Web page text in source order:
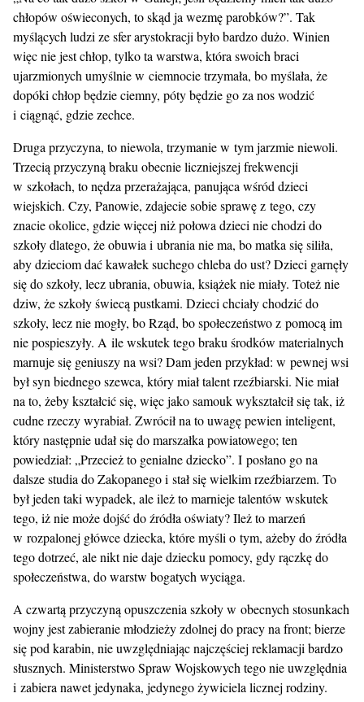
chłopów oświeconych, to skąd ja wezmę parobków?”. Tak
myślących ludzi ze sfer arystokracji było bardzo dużo. Winien
więc nie jest chłop, tylko ta warstwa, która swoich braci
ujarzmionych umyślnie w ciemnocie trzymała, bo myślała, że
dopóki chłop będzie ciemny, póty będzie go za nos wodzić
i ciągnąć, gdzie zechce.
Druga przyczyna, to niewola, trzymanie w tym jarzmie niewoli.
Trzecią przyczyną braku obecnie liczniejszej frekwencji
w szkołach, to nędza przerażająca, panująca wśród dzieci
wiejskich. Czy, Panowie, zdajecie sobie sprawę z tego, czy
znacie okolice, gdzie więcej niż połowa dzieci nie chodzi do
szkoły dlatego, że obuwia i ubrania nie ma, bo matka się siliła,
aby dzieciom dać kawałek suchego chleba do ust? Dzieci garnęły
się do szkoły, lecz ubrania, obuwia, książek nie miały. Toteż nie
dziw, że szkoły świecą pustkami. Dzieci chciały chodzić do
szkoły, lecz nie mogły, bo Rząd, bo społeczeństwo z pomocą im
nie pospieszyły. A ile wskutek tego braku środków materialnych
marnuje się geniuszy na wsi? Dam jeden przykład: w pewnej wsi
był syn biednego szewca, który miał talent rzeźbiarski. Nie miał
na to, żeby kształcić się, więc jako samouk wykształcił się tak, iż
cudne rzeczy wyrabiał. Zwrócił na to uwagę pewien inteligent,
który następnie udał się do marszałka powiatowego; ten
powiedział: „Przecież to genialne dziecko”. I posłano go na
dalsze studia do Zakopanego i stał się wielkim rzeźbiarzem. To
był jeden taki wypadek, ale ileż to marnieje talentów wskutek
tego, iż nie może dojść do źródła oświaty? Ileż to marzeń
w rozpalonej główce dziecka, które myśli o tym, ażeby do źródła
tego dotrzeć, ale nikt nie daje dziecku pomocy, gdy rączkę do
społeczeństwa, do warstw bogatych wyciąga.
A czwartą przyczyną opuszczenia szkoły w obecnych stosunkach
wojny jest zabieranie młodzieży zdolnej do pracy na front; bierze
się pod karabin, nie uwzględniając najczęściej reklamacji bardzo
słusznych. Ministerstwo Spraw Wojskowych tego nie uwzględnia
i zabiera nawet jedynaka, jedynego żywiciela licznej rodziny.